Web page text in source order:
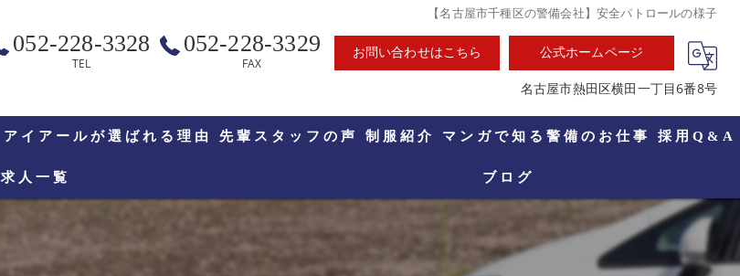
【名古屋市千種区の警備会社】安全パトロールの様子
052-228-3328
TEL
052-228-3329
FAX
お問い合わせはこちら 公式ホームページ
名古屋市熱田区横田一丁目6番8号
アイアールが選ばれる理由 先輩スタッフの声 制服紹介 マンガで知る警備のお仕事 採用Q&A
求人一覧 ブログ